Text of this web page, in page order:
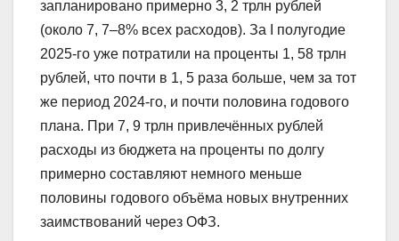
запланировано примерно 3, 2 трлн рублей
(около 7, 7–8% всех расходов). За I полугодие
2025-го уже потратили на проценты 1, 58 трлн
рублей, что почти в 1, 5 раза больше, чем за тот
же период 2024-го, и почти половина годового
плана. При 7, 9 трлн привлечённых рублей
расходы из бюджета на проценты по долгу
примерно составляют немного меньше
половины годового объёма новых внутренних
заимствований через ОФЗ.​